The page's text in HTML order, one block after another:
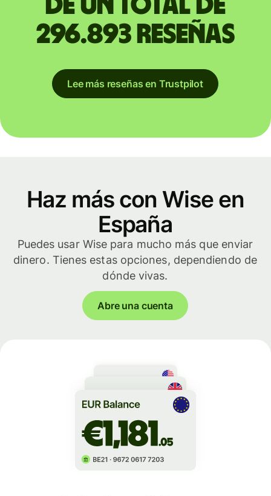
296.893 reseñas
Lee más reseñas en Trustpilot
Haz más con Wise en
España
Puedes usar Wise para mucho más que enviar
dinero. Tienes estas opciones, dependiendo de
dónde vivas.
Abre una cuenta